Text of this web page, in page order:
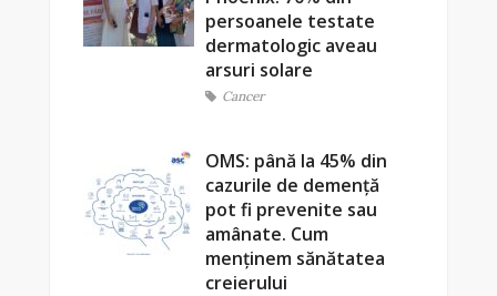
persoanele testate
dermatologic aveau
arsuri solare
Cancer
OMS: până la 45% din
cazurile de demență
pot fi prevenite sau
amânate. Cum
menținem sănătatea
creierului